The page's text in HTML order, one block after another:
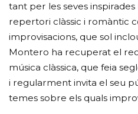
tant per les seves
repertori clàssic i romàntic
improvisacions, que sol
Montero ha recuperat el
música clàssica, que feia
i regularment invita el seu
temes sobre els quals